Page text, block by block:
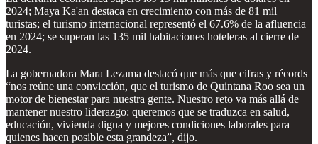
2024; Maya Ka'an destaca en crecimiento con más de 81 mil
turistas; el turismo internacional representó el 67.6% de la afluencia
en 2024; se superan las 135 mil habitaciones hoteleras al cierre de
2024.
La gobernadora Mara Lezama destacó que más que cifras y récords
“nos reúne una convicción, que el turismo de Quintana Roo sea un
motor de bienestar para nuestra gente. Nuestro reto va más allá de
mantener nuestro liderazgo: queremos que se traduzca en salud,
educación, vivienda digna y mejores condiciones laborales para
quienes hacen posible esta grandeza”, dijo.